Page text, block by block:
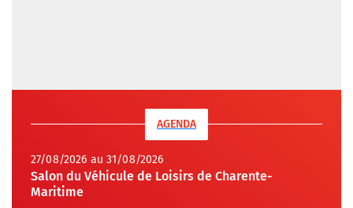
AGENDA
27/08/2026 au 31/08/2026
Salon du Véhicule de Loisirs de Charente-
Maritime